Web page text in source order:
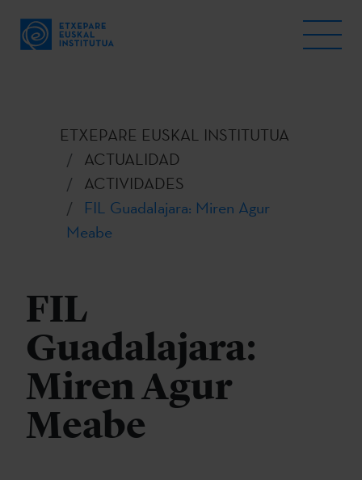
ETXEPARE EUSKAL INSTITUTUA
ACTUALIDAD
ACTIVIDADES
FIL Guadalajara: Miren Agur
Meabe
FIL
Guadalajara:
Miren Agur
Meabe